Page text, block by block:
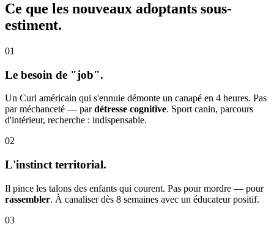
Ce que les nouveaux adoptants sous-
estiment.
01
Le besoin de "job".
Un Curl américain qui s'ennuie démonte un canapé en 4 heures. Pas
par méchanceté — pardétresse cognitive. Sport canin, parcours
d'intérieur, recherche : indispensable.
02
L'instinct territorial.
Il pince les talons des enfants qui courent. Pas pour mordre — pour
rassembler. À canaliser dès 8 semaines avec un éducateur positif.
03